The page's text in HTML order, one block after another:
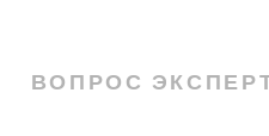
ВОПРОС